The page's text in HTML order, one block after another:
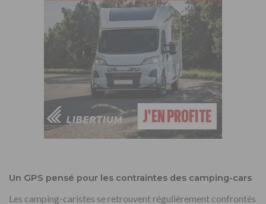
Un GPS pensé pour les contraintes des camping-cars
Les camping-caristes se retrouvent régulièrement confrontés